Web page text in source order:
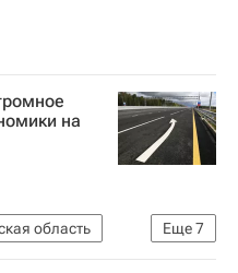
на
Еще7
область
Путин
Россия